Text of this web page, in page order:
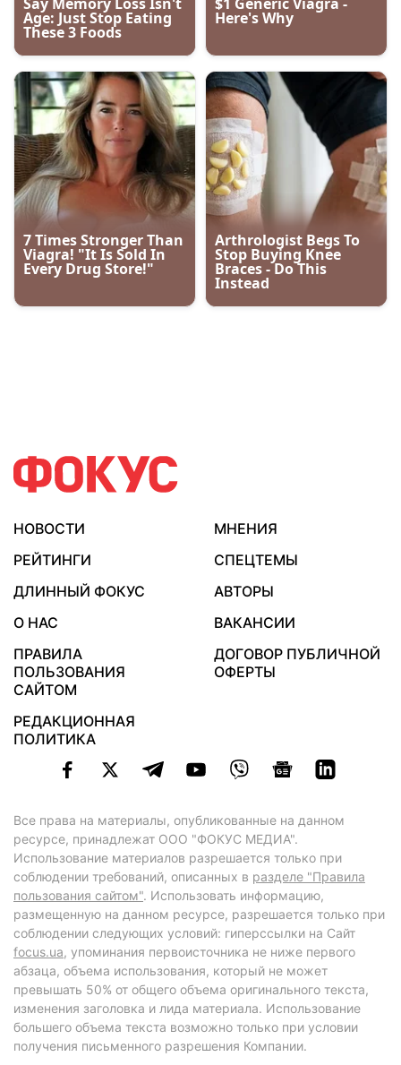
НОВОСТИ
МНЕНИЯ
РЕЙТИНГИ
СПЕЦТЕМЫ
ДЛИННЫЙ ФОКУС
АВТОРЫ
О НАС
ВАКАНСИИ
ПРАВИЛА
ПОЛЬЗОВАНИЯ
САЙТОМ
ДОГОВОР ПУБЛИЧНОЙ
ОФЕРТЫ
РЕДАКЦИОННАЯ
ПОЛИТИКА
Все права на материалы, опубликованные на данном
ресурсе, принадлежат ООО "ФОКУС МЕДИА".
Использование материалов разрешается только при
соблюдении требований, описанных в разделе "Правила
пользования сайтом". Использовать информацию,
размещенную на данном ресурсе, разрешается только при
соблюдении следующих условий: гиперссылки на Сайт
focus.ua, упоминания первоисточника не ниже первого
абзаца, объема использования, который не может
превышать 50% от общего объема оригинального текста,
изменения заголовка и лида материала. Использование
большего объема текста возможно только при условии
получения письменного разрешения Компании.